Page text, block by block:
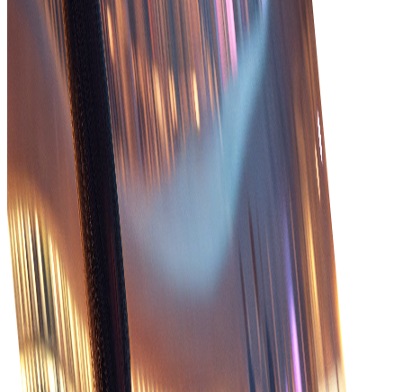
Ταχύτερη εκπλήρωση
Επιταχύνετε την εκτέλεση παραγγελιών
βελτιστοποιώντας τις διαδικασίες και μειώνοντας
τις καθυστερήσεις μέσω ολοκληρωμένων
συστημάτων.
Καλύτερη εξυπηρέτηση πελατών
Παροχή ανώτερης εξυπηρέτησης πελατών με
έγκαιρες ενημερώσεις και ακριβείς πληροφορίες
σχετικά με την κατάσταση της παραγγελίας και την
παράδοση.
Εξορθολογισμένες διαδικασίες
Απλοποιήστε τη διαχείριση παραγγελιών με
αυτοματοποιημένες ροές εργασίας που μειώνουν τις
χειροκίνητες εργασίες και ενισχύουν την
αποδοτικότητα.